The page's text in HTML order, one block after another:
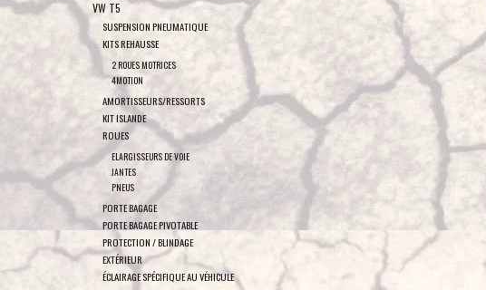
VW T5
SUSPENSION PNEUMATIQUE
KITS REHAUSSE
2 ROUES MOTRICES
4MOTION
AMORTISSEURS/RESSORTS
KIT ISLANDE
ROUES
ELARGISSEURS DE VOIE
JANTES
PNEUS
PORTE BAGAGE
PORTE BAGAGE PIVOTABLE
PROTECTION / BLINDAGE
EXTÉRIEUR
ÉCLAIRAGE SPÉCIFIQUE AU VÉHICULE